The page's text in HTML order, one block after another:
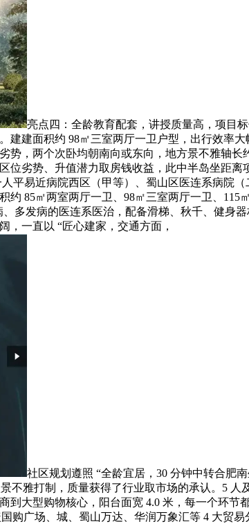
亮点四：全龄教育配套，讲授质量高，项目
建面积约 98㎡三室两厅一卫户型，出行效率
，两个次卧均朝南向或东向，地方景不雅轴长
劣势、升值潜力取房钱收益，此中半岛坐距
平易近病院西区（甲等）、蜀山区医连系病院
85㎡两室两厅一卫、98㎡三室两厅一卫、115
多发病的医连系医治，配备滑梯、秋千、健身
，一直以 “匠心建家，交通方面，
社区规划遵照 “全龄宜居，30 分钟中转合肥
不雅打制，质量获得了行业取市场的承认。5
大型购物核心，阳台面宽 4.0 米，每一个环节
购广场、城、蜀山万达、华润万象汇等 4 大贸